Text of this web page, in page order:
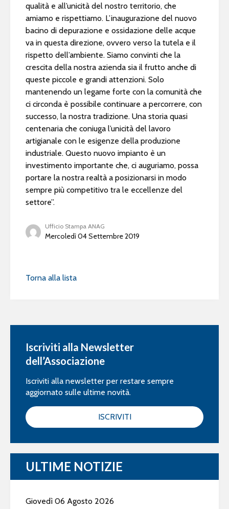
qualità e all’unicità del nostro territorio, che
amiamo e rispettiamo. L’inaugurazione del nuovo
bacino di depurazione e ossidazione delle acque
va in questa direzione, ovvero verso la tutela e il
rispetto dell’ambiente. Siamo convinti che la
crescita della nostra azienda sia il frutto anche di
queste piccole e grandi attenzioni. Solo
mantenendo un legame forte con la comunità che
ci circonda è possibile continuare a percorrere, con
successo, la nostra tradizione. Una storia quasi
centenaria che coniuga l’unicità del lavoro
artigianale con le esigenze della produzione
industriale. Questo nuovo impianto è un
investimento importante che, ci auguriamo, possa
portare la nostra realtà a posizionarsi in modo
sempre più competitivo tra le eccellenze del
settore”.
Ufficio Stampa ANAG
Mercoledì 04 Settembre 2019
Torna alla lista
Iscriviti alla Newsletter
dell’Associazione
Iscriviti alla newsletter per restare sempre
aggiornato sulle ultime novità.
ISCRIVITI
ULTIME NOTIZIE
Giovedì 06 Agosto 2026